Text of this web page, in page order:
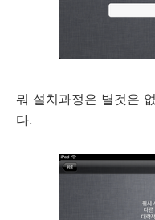
뭐 설치과정은 별것은
다.